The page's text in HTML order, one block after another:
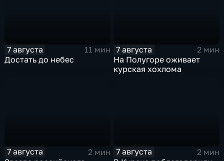
7 августа
11 мин
Достать до небес
7 августа
2 мин
На Полугоре оживает
курская хохлома
7 августа
2 мин
7 августа
2 мин